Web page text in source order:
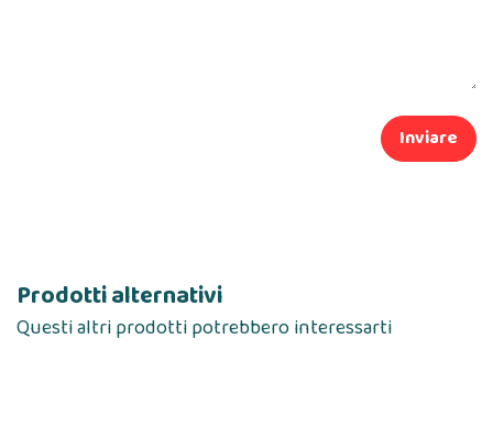
Inviare
Prodotti alternativi
Questi altri prodotti potrebbero interessarti